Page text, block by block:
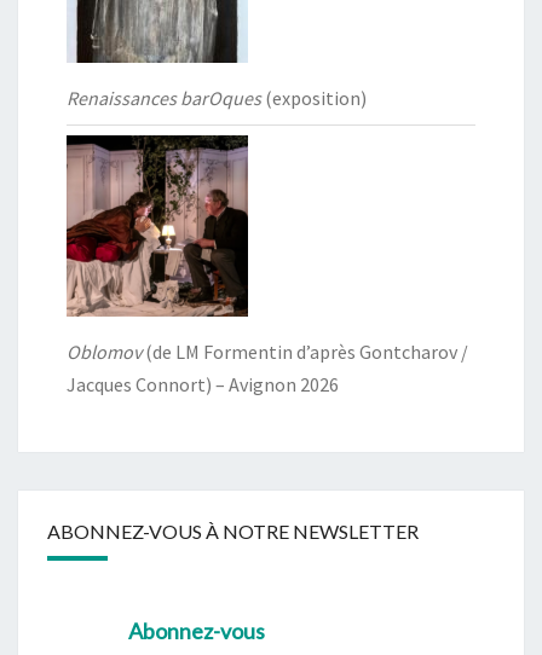
Renaissances barOques(exposition)
Oblomov(de LM Formentin d’après Gontcharov /
Jacques Connort) – Avignon 2026
ABONNEZ-VOUS À NOTRE NEWSLETTER
Abonnez-vous